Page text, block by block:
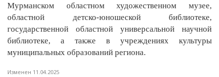
Мурманском областном художественном музее,
областной детско-юношеской библиотеке,
государственной областной универсальной научной
библиотеке, а также в учреждениях культуры
муниципальных образований региона.
Изменен 11.04.2025